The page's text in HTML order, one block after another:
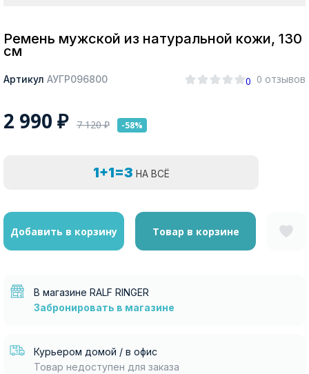
Ремень мужской из натуральной кожи, 130
см
Артикул АУГР096800 0 0 отзывов
2 990 ₽ 7 120₽ -58%
1+1=3 НА ВСЁ
Добавить в корзину Товар в корзине
В магазине RALF RINGER
Забронировать в магазине
Курьером домой / в офис
Товар недоступен для заказа